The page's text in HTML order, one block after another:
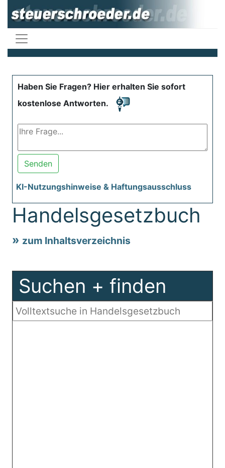
Haben Sie Fragen? Hier erhalten Sie sofort
kostenlose Antworten.
Senden
KI-Nutzungshinweise & Haftungsausschluss
Handelsgesetzbuch
zum Inhaltsverzeichnis
Suchen + finden